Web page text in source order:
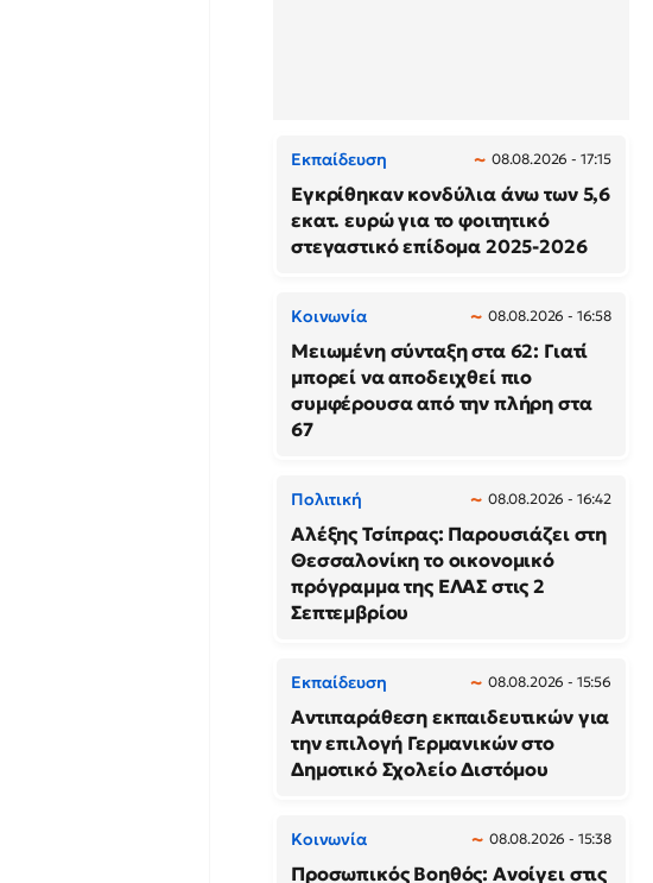
Εκπαίδευση 08.08.2026 - 17:15
Εγκρίθηκαν κονδύλια άνω των 5,6
εκατ. ευρώ για το φοιτητικό
στεγαστικό επίδομα 2025-2026
Κοινωνία 08.08.2026 - 16:58
Μειωμένη σύνταξη στα 62: Γιατί
μπορεί να αποδειχθεί πιο
συμφέρουσα από την πλήρη στα
67
Πολιτική 08.08.2026 - 16:42
Αλέξης Τσίπρας: Παρουσιάζει στη
Θεσσαλονίκη το οικονομικό
πρόγραμμα της ΕΛΑΣ στις 2
Σεπτεμβρίου
Εκπαίδευση 08.08.2026 - 15:56
Αντιπαράθεση εκπαιδευτικών για
την επιλογή Γερμανικών στο
Δημοτικό Σχολείο Διστόμου
Κοινωνία 08.08.2026 - 15:38
Προσωπικός Βοηθός: Ανοίγει στις